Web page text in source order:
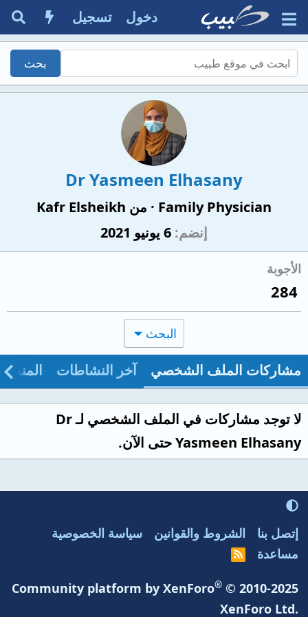
دخول تسجيل
Dr Yasmeen Elhasany
Family Physician
· من Kafr Elsheikh
إنضم 6 يونيو 2021
الأجوبة
284
البحث
مشاركات الملف الشخصي آخر النشاطات
لا توجد مشاركات في الملف الشخصي لـ Dr
Yasmeen Elhasany حتى الآن.
إتصل بنا الشروط والقوانين
سياسة الخصوصية
مساعدة
R
S
Community platform by XenForo® © 2010-2025
XenForo Ltd.